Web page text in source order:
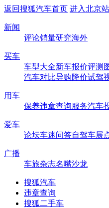
返回搜狐汽车首页 进入北京站
新闻
评论销量研究海外
买车
车型大全新车报价评测
汽车对比导购降价试驾
用车
保养违章查询服务汽车
爱车
论坛车迷问答自驾车展
广播
车旅杂志名嘴沙龙
搜狐汽车
违章查询
搜狐二手车